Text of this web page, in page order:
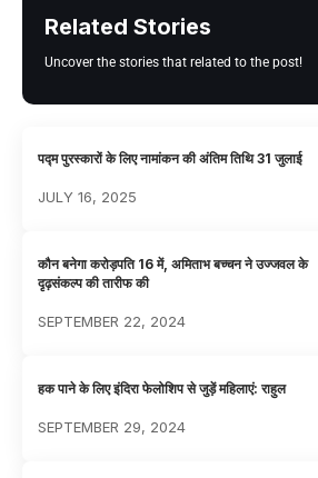
Related Stories
Uncover the stories that related to the post!
पद्म पुरस्कारों के लिए नामांकन की अंतिम तिथि 31 जुलाई
JULY 16, 2025
कौन बनेगा करोड़पति 16 में, अमिताभ बच्चन ने उज्जवल के
दृढ़संकल्प की तारीफ की
SEPTEMBER 22, 2024
हक पाने के लिए इंदिरा फेलोशिप से जुड़ें महिलाएं: राहुल
SEPTEMBER 29, 2024